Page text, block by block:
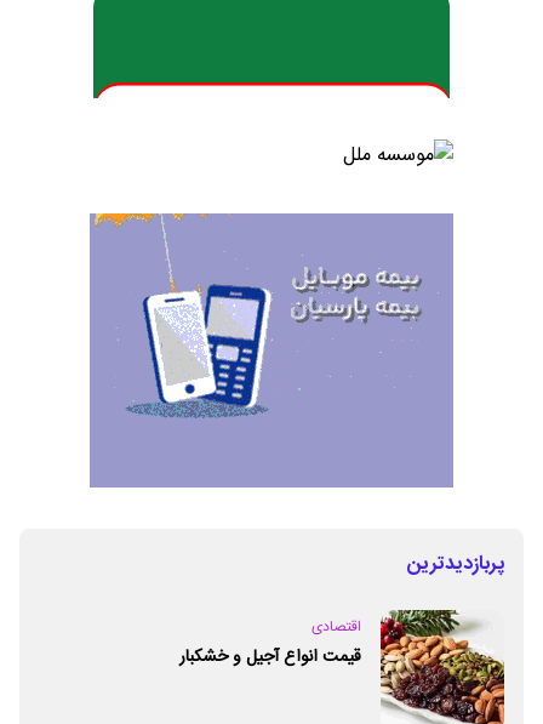
پربازدیدترین
اقتصادی
قیمت انواع آجیل و خشکبار